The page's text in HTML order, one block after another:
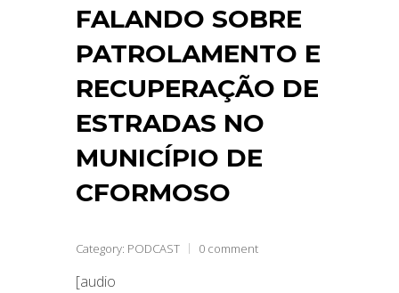
FALANDO SOBRE
PATROLAMENTO E
RECUPERAÇÃO DE
ESTRADAS NO
MUNICÍPIO DE
CFORMOSO
Category: PODCAST 0 comment
[audio